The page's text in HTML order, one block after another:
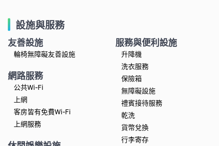
設施與服務
友善設施
輪椅無障礙友善設施
網路服務
公共Wi-Fi
上網
客房皆有免費Wi-Fi
上網服務
服務與便利設施
升降機
洗衣服務
保險箱
無障礙設施
禮賓接待服務
乾洗
貨幣兌換
行李寄存